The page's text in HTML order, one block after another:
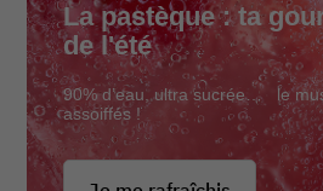
La pastèque : ta
de l'été
90% d’eau, ultra sucrée… le
assoiffés !